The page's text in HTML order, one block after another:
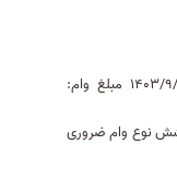
بازه زمانی درخواست وام: 1403/8/1 الی 1403/9/1 مبلغ وام:
شش نوع وام ضروری